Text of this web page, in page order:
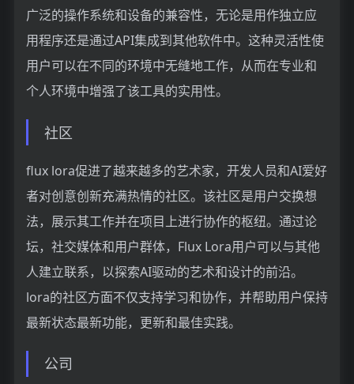
广泛的操作系统和设备的兼容性，无论是用作独立应
用程序还是通过API集成到其他软件中。这种灵活性使
用户可以在不同的环境中无缝地工作，从而在专业和
个人环境中增强了该工具的实用性。
社区
flux lora促进了越来越多的艺术家，开发人员和AI爱好
者对创意创新充满热情的社区。该社区是用户交换想
法，展示其工作并在项目上进行协作的枢纽。通过论
坛，社交媒体和用户群体，Flux Lora用户可以与其他
人建立联系，以探索AI驱动的艺术和设计的前沿。
lora的社区方面不仅支持学习和协作，并帮助用户保持
最新状态最新功能，更新和最佳实践。
公司